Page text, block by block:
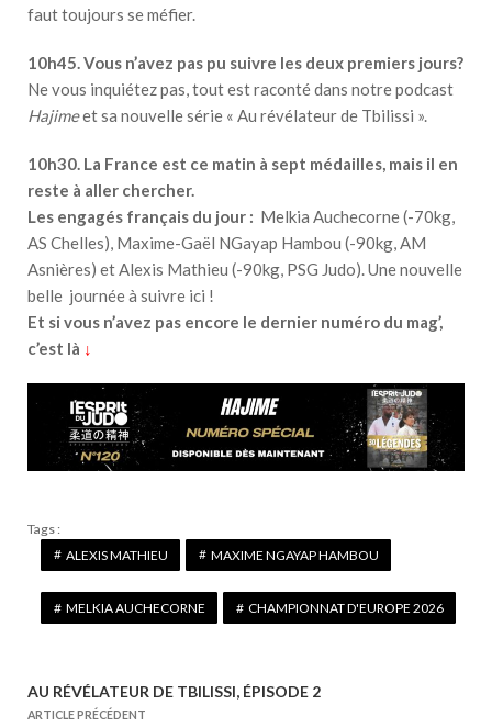
faut toujours se méfier.
10h45. Vous n’avez pas pu suivre les deux premiers jours?
Ne vous inquiétez pas, tout est raconté dans notre podcast
Hajimeet sa nouvelle série « Au révélateur de Tbilissi ».
10h30. La France est ce matin à sept médailles, mais il en
reste à aller chercher.
Les engagés français du jour : Melkia Auchecorne (-70kg,
AS Chelles), Maxime-Gaël NGayap Hambou (-90kg, AM
Asnières) et Alexis Mathieu (-90kg, PSG Judo). Une nouvelle
belle journée à suivre ici !
Et si vous n’avez pas encore le dernier numéro du mag’,
c’est là ↓
Tags :
ALEXIS MATHIEU
MAXIME NGAYAP HAMBOU
MELKIA AUCHECORNE CHAMPIONNAT D'EUROPE 2026
N
AU RÉVÉLATEUR DE TBILISSI, ÉPISODE 2
ARTICLE PRÉCÉDENT